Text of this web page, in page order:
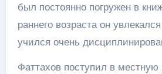
был постоянно погружен в
раннего возраста он
учился очень
Фаттахов поступил в местную